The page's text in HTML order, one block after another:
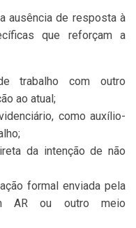
ausência de resposta à
que reforçam a
trabalho com outro
ao atual;
como auxílio-
da intenção de não
formal enviada pela
AR ou outro meio